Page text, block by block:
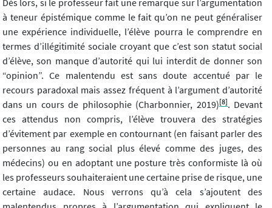
Dès lors, si le professeur fait une remarque sur l’argumentation
à teneur épistémique comme le fait qu’on ne peut généraliser
une expérience individuelle, l’élève pourra le comprendre en
termes d’illégitimité sociale croyant que c’est son statut social
d’élève, son manque d’autorité qui lui interdit de donner son
“opinion”. Ce malentendu est sans doute accentué par le
recours paradoxal mais assez fréquent à l’argument d’autorité
dans un cours de philosophie (Charbonnier, 2019)[8]. Devant
ces attendus non compris, l’élève trouvera des stratégies
d’évitement par exemple en contournant (en faisant parler des
personnes au rang social plus élevé comme des juges, des
médecins) ou en adoptant une posture très conformiste là où
les professeurs souhaiteraient une certaine prise de risque, une
certaine audace. Nous verrons qu’à cela s’ajoutent des